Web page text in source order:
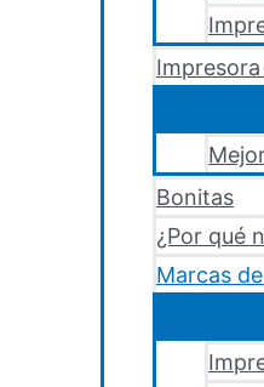
Bonitas
¿Por qué
Marcas